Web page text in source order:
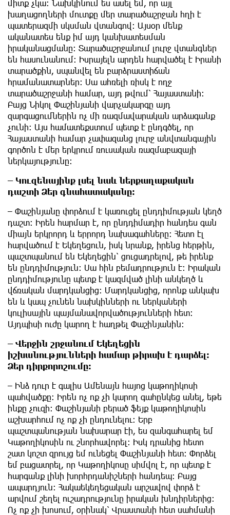
միտք չկա։ Նախկինում ես ասել եմ, որ այլ
խաղացողների մուտքը մեր տարածաշրջան հղի է
պատերազմի սկսման վտանգով։ Այսօր մենք
ականատես ենք իմ այդ կանխատեսման
իրականացմանը։ Տարածաշրջանում լուրջ վտանգներ
են հասունանում։ Իսրայելն արդեն հարվածել է Իրանի
տարածքին, սպանվել են բարձրաստիճան
հրամանատարներ։ Սա ահռելի ռիսկ է ողջ
տարածաշրջանի համար, այդ թվում՝ Հայաստանի։
Բայց Նիկոլ Փաշինյանի վարչակարգը այդ
զարգացումներին ոչ մի ռազմավարական արձագանք
չունի։ Այս համատեքստում պետք է ընդգծել, որ
Հայաստանի համար չափազանց լուրջ անվտանգային
գործոն է մեր երկրում ռուսական ռազմաբազայի
ներկայությունը։
– Կուզենայինք լսել նաև ներքաղաքական
դաշտի Ձեր գնահատականը։
– Փաշինյանը փորձում է կառուցել ընդդիմության կեղծ
դաշտ։ Իրեն հարմար է, որ ընդդիմադիր հանդես գան
միայն երկրորդ և երրորդ նախագահները։ Հետո էլ
հարվածում է Եկեղեցուն, իսկ նրանք, իրենց հերթին,
պաշտպանում են Եկեղեցին՝ ցուցադրելով, թե իրենք
են ընդդիմություն։ Սա հին բեմադրություն է։ Իրական
ընդդիմությունը պետք է կազմված լինի անկեղծ և
վճռական մարդկանցից։ Մարդկանցից, որոնք անկախ
են և կապ չունեն նախկինների ու ներկաների
կուլիսային պայմանավորվածությունների հետ։
Այդպիսի ուժը կարող է հաղթել Փաշինյանին։
– Վերջին շրջանում Եկեղեցին
իշխանությունների համար թիրախ է դարձել։
Ձեր դիրքորոշումը։
– Ինձ դուր է գալիս Ամենայն հայոց կաթողիկոսի
պահվածքը։ Իրեն ոչ ոք չի կարող գահընկեց անել, եթե
ինքը չուզի։ Փաշինյանի բերած ֆեյք կաթողիկոսին
աշխարհում ոչ ոք չի ընդունելու։ Երբ
պաշտպանության նախարար էի, ես զանգահարել եմ
Կաթողիկոսին ու շնորհավորել։ Իսկ դրանից հետո
շատ կոշտ զրույց եմ ունեցել Փաշինյանի հետ։ Փորձել
եմ բացատրել, որ Կաթողիկոսը սիմվոլ է, որ պետք է
հարգանք լինի խորհրդանիշների հանդեպ։ Բայց
ապարդյուն։ Հակաեկեղեցական արշավով փորձ է
արվում շեղել ուշադրությունը իրական խնդիրներից։
Ոչ ոք չի խոսում, օրինակ՝ Վրաստանի հետ սահմանի